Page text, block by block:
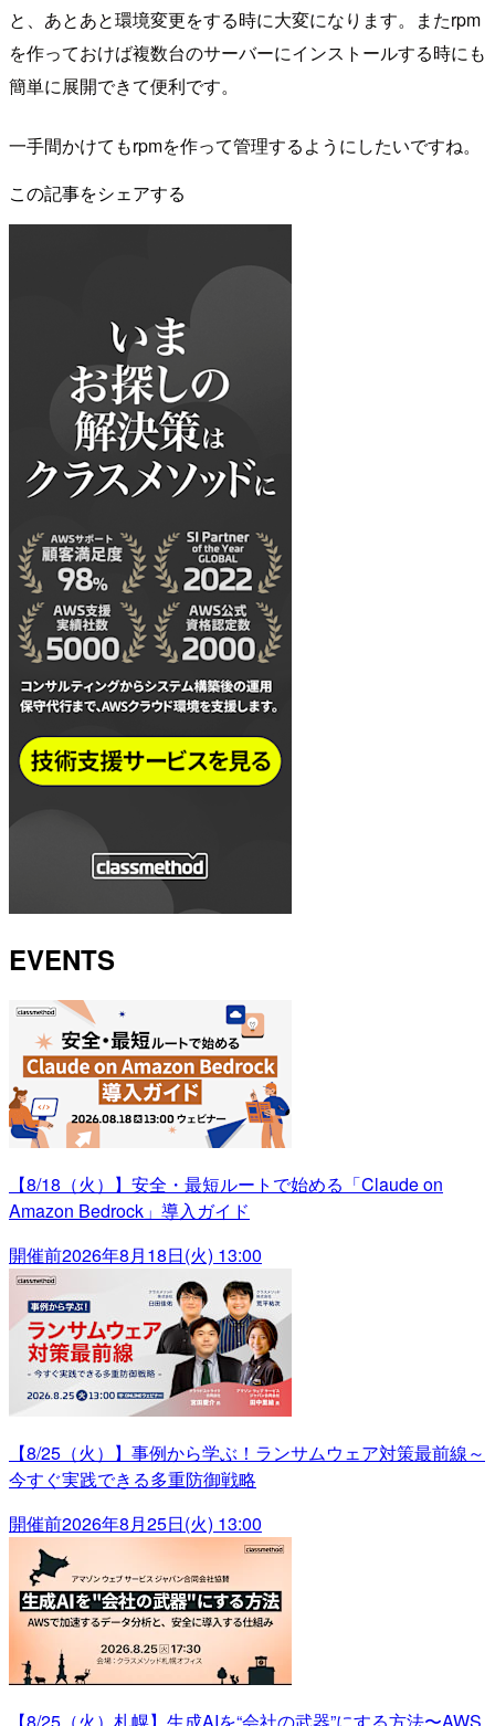
と、あとあと環境変更をする時に大変になります。またrpm
を作っておけば複数台のサーバーにインストールする時にも
簡単に展開できて便利です。
一手間かけてもrpmを作って管理するようにしたいですね。
この記事をシェアする
EVENTS
【8/18（火）】安全・最短ルートで始める「Claude on
Amazon Bedrock」導入ガイド
開催前2026年8月18日(火) 13:00
【8/25（火）】事例から学ぶ！ランサムウェア対策最前線～
今すぐ実践できる多重防御戦略
開催前2026年8月25日(火) 13:00